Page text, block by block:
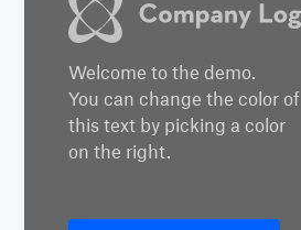
Welcome to the demo.
You can change the color of
this text by picking a color
on the right.